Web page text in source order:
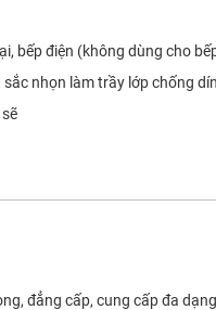
bếp điện (không dùng cho
nhọn làm trầy lớp chống
đẳng cấp, cung cấp đa